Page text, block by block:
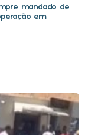
mandado de
em